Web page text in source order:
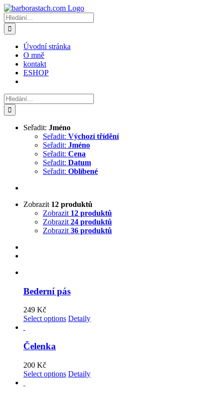
Přeskočit
na
obsah
Hledat:
Úvodní stránka
O mně
kontakt
ESHOP
Hledat:
Seřadit: Jméno
Seřadit: Výchozí třídění
Seřadit: Jméno
Seřadit: Cena
Seřadit: Datum
Seřadit: Oblíbené
Zobrazit 12 produktů
Zobrazit 12 produktů
Zobrazit 24 produktů
Zobrazit 36 produktů
Bederní pás
249 Kč
Select options Detaily
Čelenka
200 Kč
Select options Detaily